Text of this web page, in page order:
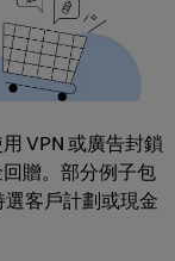
VPN 或廣告封鎖
贈。部分例子包
客戶計劃或現金